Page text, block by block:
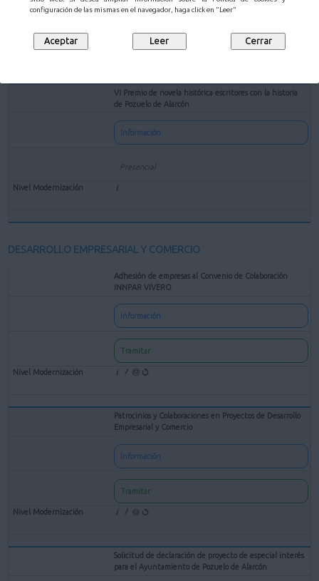
configuración de las mismas en el navegador, haga click en "Leer"
VI Premio de novela histórica escritores con la historia
de Pozuelo de Alarcón
Información
Presencial
DESARROLLO EMPRESARIAL Y COMERCIO
Adhesión de empresas al Convenio de Colaboración
INNPAR VIVERO
Información
Tramitar
Patrocinios y Colaboraciones en Proyectos de Desarrollo
Empresarial y Comercio
Información
Tramitar
Solicitud de declaración de proyecto de especial interés
para el Ayuntamiento de Pozuelo de Alarcón